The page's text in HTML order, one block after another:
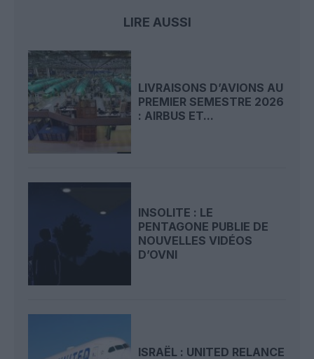
LIRE AUSSI
LIVRAISONS D’AVIONS AU
PREMIER SEMESTRE 2026
: AIRBUS ET...
INSOLITE : LE
PENTAGONE PUBLIE DE
NOUVELLES VIDÉOS
D’OVNI
ISRAËL : UNITED RELANCE